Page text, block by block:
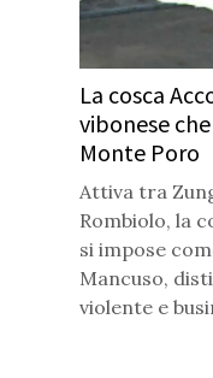
La cosca
vibonese
Monte Poro
Attiva tra
Rombiolo, la
si impose
Mancuso,
violente e